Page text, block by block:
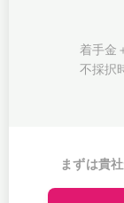
着手金
不採択
まずは貴